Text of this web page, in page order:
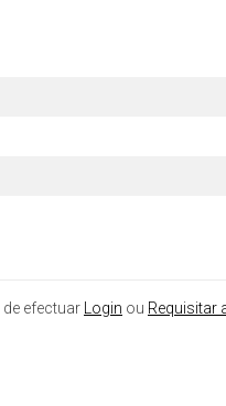
efectuar Login ou Requisitar